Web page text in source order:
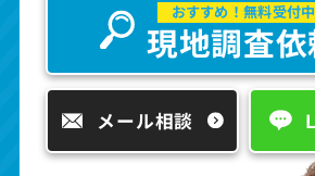
おすすめ！無料受付中
現地調査依
メール相談